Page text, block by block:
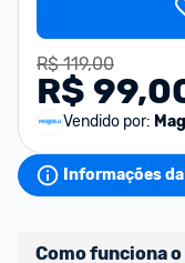
R$ 119,00
R$
Vendido por:
Informações
Como funciona